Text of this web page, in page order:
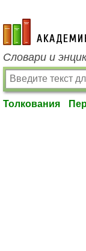
academic.ru
Словари и
Толкования